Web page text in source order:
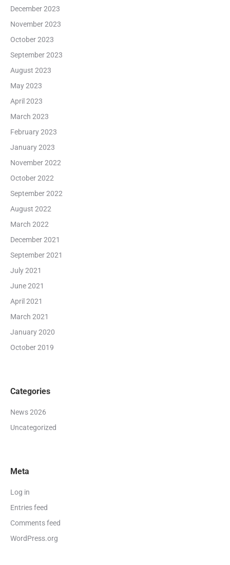
December 2023
November 2023
October 2023
September 2023
August 2023
May 2023
April 2023
March 2023
February 2023
January 2023
November 2022
October 2022
September 2022
August 2022
March 2022
December 2021
September 2021
July 2021
June 2021
April 2021
March 2021
January 2020
October 2019
Categories
News 2026
Uncategorized
Meta
Log in
Entries feed
Comments feed
WordPress.org